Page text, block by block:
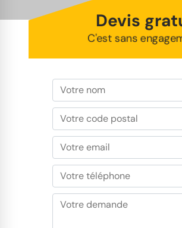
Devis
C'est sans